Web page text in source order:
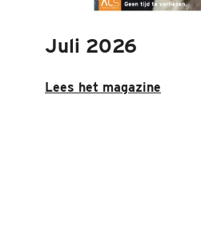
Juli 2026
Lees het magazine